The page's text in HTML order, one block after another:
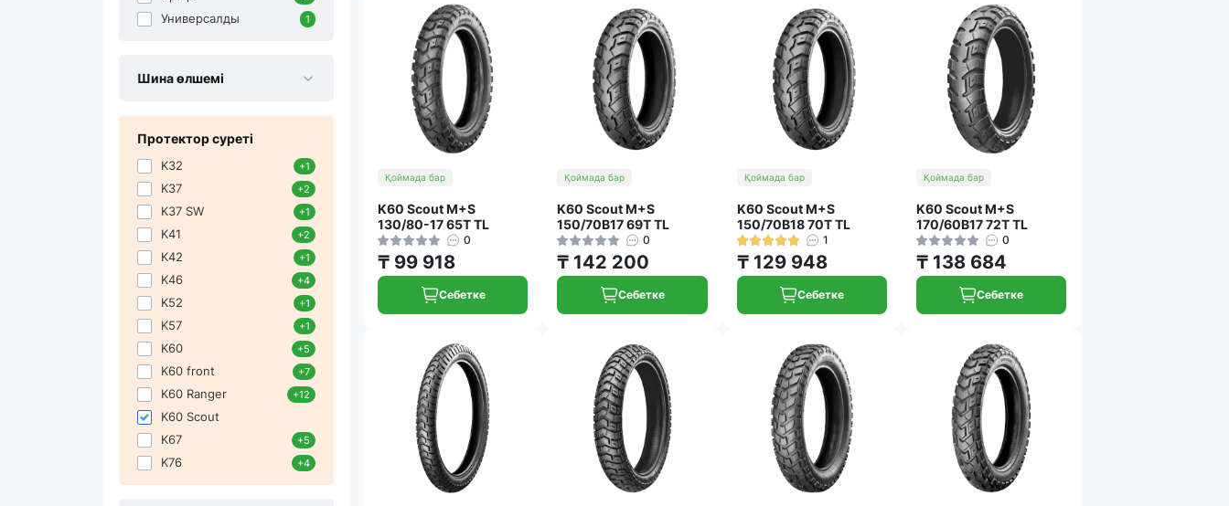
Универсалды 1
Шина өлшемі
Протектор суреті
K32 +1
K37 +2
K37 SW +1
K41 +2
K42 +1
K46 +4
K52 +1
K57 +1
K60 +5
K60 front +7
K60 Ranger +12
K60 Scout
K67
+5
K76 +4
Қоймада бар
K60 Scout M+S
130/80-17 65T TL
0
₸ 99 918
Себетке
Қоймада бар
K60 Scout M+S
150/70B17 69T TL
0
₸ 142 200
Себетке
Қоймада бар
K60 Scout M+S
150/70B18 70T TL
1
₸ 129 948
Себетке
Қоймада бар
K60 Scout M+S
170/60B17 72T TL
0
₸ 138 684
Себетке